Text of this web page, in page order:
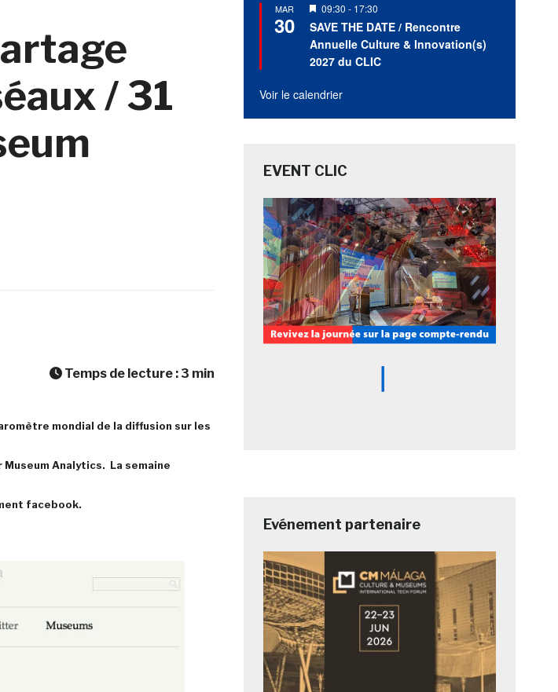
/ 31
Temps de lecture : 3 min
mondial de la diffusion sur les
Analytics. La semaine
facebook.
MAR
30
Mis
en
avant
09:30 - 17:30
SAVE THE DATE / Rencontre
Annuelle Culture & Innovation(s)
2027 du CLIC
Voir le calendrier
EVENT CLIC
Evénement partenaire